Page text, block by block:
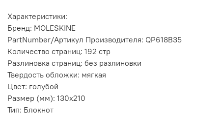
Характеристики:
Бренд: MOLESKINE
PartNumber/Артикул Производителя: QP618B35
Количество страниц: 192 стр
Разлиновка страниц: без разлиновки
Твердость обложки: мягкая
Цвет: голубой
Размер (мм): 130х210
Тип: Блокнот